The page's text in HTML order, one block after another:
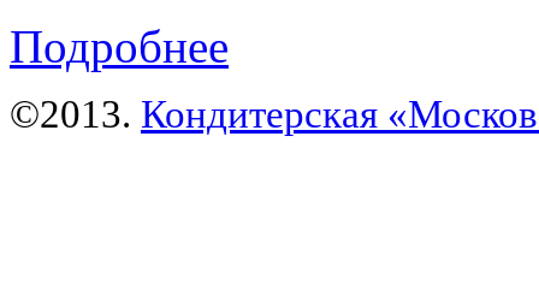
Подробнее
©2013. Кондитерская